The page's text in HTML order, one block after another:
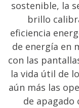
sostenible, la
brillo
eficiencia
de energía en
con las
la vida útil de
aún más las
de apagado